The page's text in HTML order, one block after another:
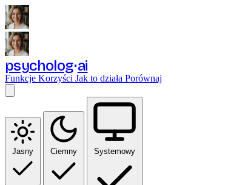
psycholog ai
Funkcje Korzyści Jak to działa Porównaj
Jasny Ciemny Systemowy